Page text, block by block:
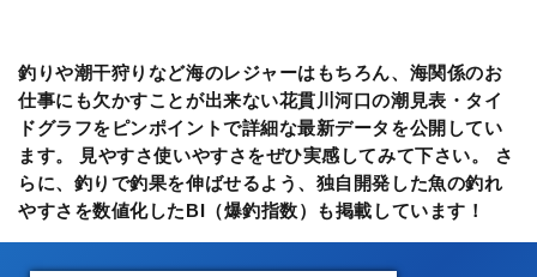
釣りや潮干狩りなど海のレジャーはもちろん、海関係のお
仕事にも欠かすことが出来ない花貫川河口の潮見表・タイ
ドグラフをピンポイントで詳細な最新データを公開してい
ます。 見やすさ使いやすさをぜひ実感してみて下さい。 さ
らに、釣りで釣果を伸ばせるよう、独自開発した魚の釣れ
やすさを数値化したBI（爆釣指数）も掲載しています！